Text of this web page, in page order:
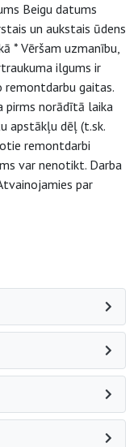
Beigu datums
un aukstais ūdens
* Vēršam uzmanību,
ilgums ir
gaitas.
pirms norādītā laika
apstākļu dēļ (t.sk.
remontdarbi
var nenotikt. Darba
par